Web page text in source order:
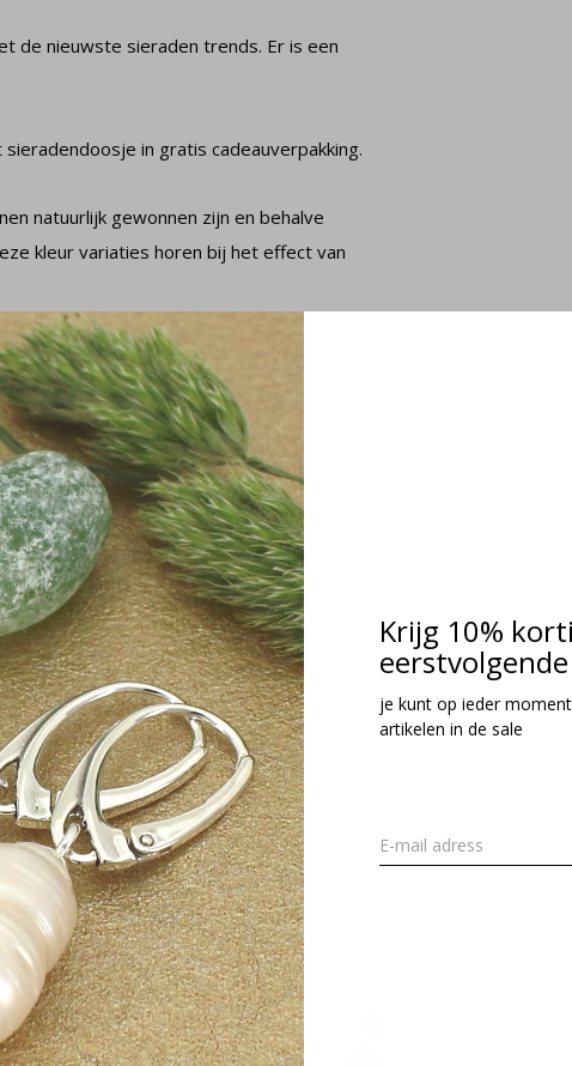
Krijg 10%
je kunt op ieder
artikelen in de sale
de nieuwste sieraden trends. Er is een
in gratis cadeauverpakking.
natuurlijk gewonnen zijn en behalve
kleur variaties horen bij het effect van